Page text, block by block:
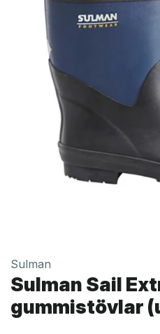
Sulman
Sulman Sail
gummistövlar